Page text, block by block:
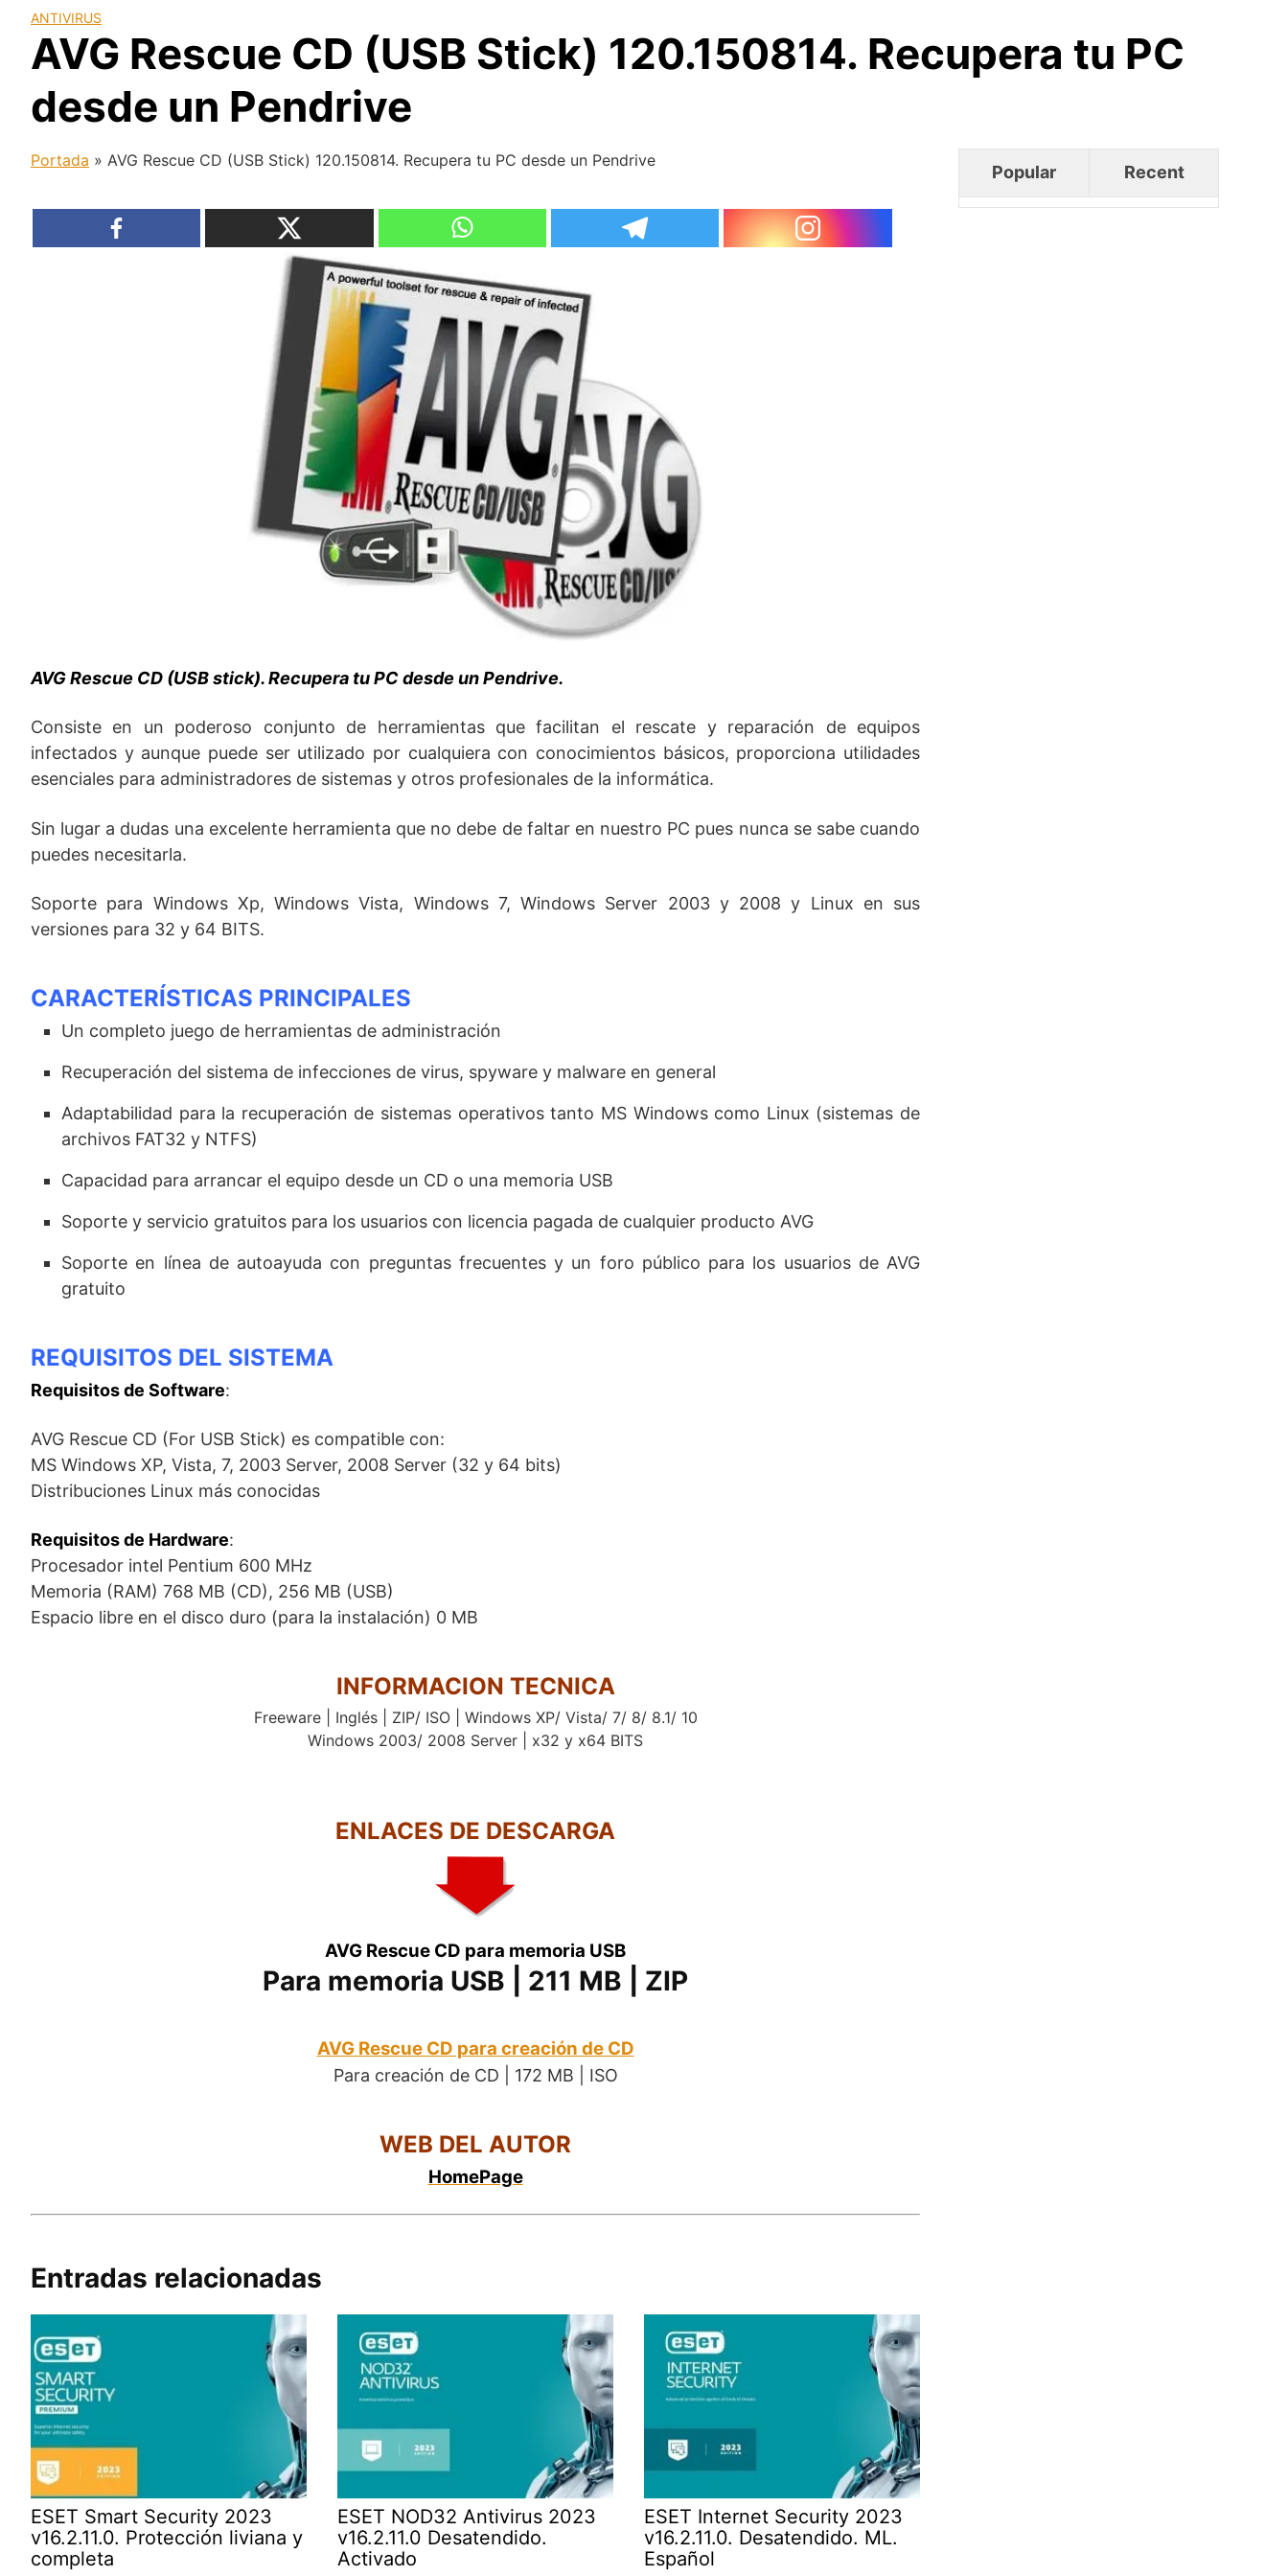
ANTIVIRUS
AVG Rescue CD (USB Stick) 120.150814. Recupera tu PC
desde un Pendrive
Portada » AVG Rescue CD (USB Stick) 120.150814. Recupera tu PC desde un Pendrive
AVG Rescue CD (USB stick). Recupera tu PC desde un Pendrive.
Consiste en un poderoso conjunto de herramientas que facilitan el rescate y reparación de equipos
infectados y aunque puede ser utilizado por cualquiera con conocimientos básicos, proporciona utilidades
esenciales para administradores de sistemas y otros profesionales de la informática.
Sin lugar a dudas una excelente herramienta que no debe de faltar en nuestro PC pues nunca se sabe cuando
puedes necesitarla.
Soporte para Windows Xp, Windows Vista, Windows 7, Windows Server 2003 y 2008 y Linux en sus
versiones para 32 y 64 BITS.
CARACTERÍSTICAS PRINCIPALES
Un completo juego de herramientas de administración
Recuperación del sistema de infecciones de virus, spyware y malware en general
Adaptabilidad para la recuperación de sistemas operativos tanto MS Windows como Linux (sistemas de
archivos FAT32 y NTFS)
Capacidad para arrancar el equipo desde un CD o una memoria USB
Soporte y servicio gratuitos para los usuarios con licencia pagada de cualquier producto AVG
Soporte en línea de autoayuda con preguntas frecuentes y un foro público para los usuarios de AVG
gratuito
REQUISITOS DEL SISTEMA
Requisitos de Software:
AVG Rescue CD (For USB Stick) es compatible con:
MS Windows XP, Vista, 7, 2003 Server, 2008 Server (32 y 64 bits)
Distribuciones Linux más conocidas
Requisitos de Hardware:
Procesador intel Pentium 600 MHz
Memoria (RAM) 768 MB (CD), 256 MB (USB)
Espacio libre en el disco duro (para la instalación) 0 MB
INFORMACION TECNICA
Freeware | Inglés | ZIP/ ISO | Windows XP/ Vista/ 7/ 8/ 8.1/ 10
Windows 2003/ 2008 Server | x32 y x64 BITS
ENLACES DE DESCARGA
AVG Rescue CD para memoria USB
Para memoria USB | 211 MB | ZIP
AVG Rescue CD para creación de CD
Para creación de CD | 172 MB | ISO
WEB DEL AUTOR
HomePage
Entradas relacionadas
ESET Smart Security 2023
v16.2.11.0. Protección liviana y
completa
ESET NOD32 Antivirus 2023
v16.2.11.0 Desatendido.
Activado
ESET Internet Security 2023
v16.2.11.0. Desatendido. ML.
Español
Popular Recent